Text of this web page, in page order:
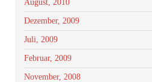
August, 2010
Dezember, 2009
Juli, 2009
Februar, 2009
November, 2008